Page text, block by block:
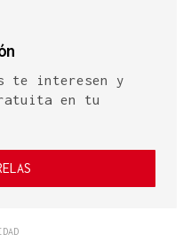
te interesen y
en tu